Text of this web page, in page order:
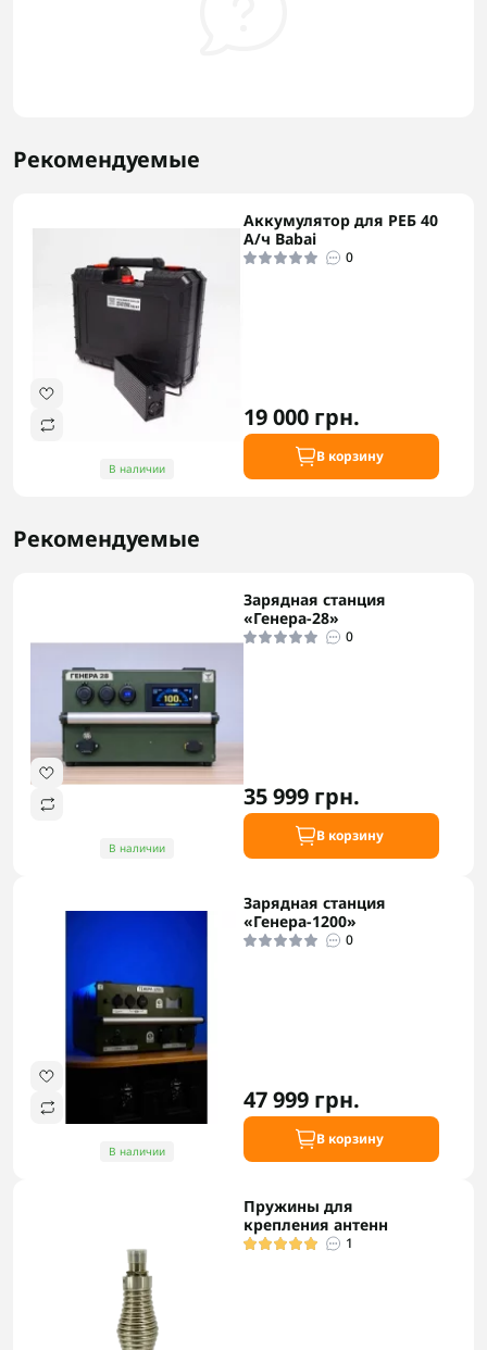
Рекомендуемые
В наличии
Аккумулятор для РЕБ 40
А/ч Babai
0
19 000 грн.
В корзину
Рекомендуемые
В наличии
Зарядная станция
«Генера-28»
0
35 999 грн.
В корзину
В наличии
Зарядная станция
«Генера-1200»
0
47 999 грн.
В корзину
Пружины для
крепления антенн
1